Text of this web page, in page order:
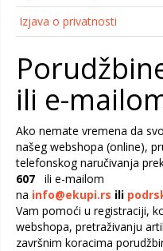
Izjava o privatnosti
ili e-
Ako nemate vremena da
našeg webshopa (online),
telefonskog naručivanja
607
ili e-mailom
na info@ekupi.rs ili
Vam pomoći u registraciji,
webshopa, pretraživanju
završnim koracima